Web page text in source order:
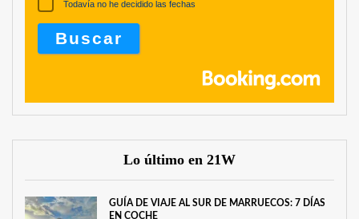
Todavía no he decidido las fechas
Lo último en 21W
GUÍA DE VIAJE AL SUR DE MARRUECOS: 7 DÍAS
EN COCHE